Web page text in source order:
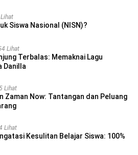
Siswa Nasional (NISN)?
Lihat
Terbalas: Memaknai Lagu
Danilla
Lihat
Zaman Now: Tantangan dan Peluang
Lihat
Kesulitan Belajar Siswa: 100%